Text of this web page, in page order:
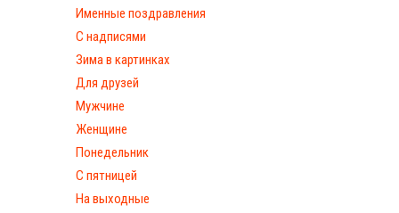
Именные поздравления
С надписями
Зима в картинках
Для друзей
Мужчине
Женщине
Понедельник
С пятницей
На выходные